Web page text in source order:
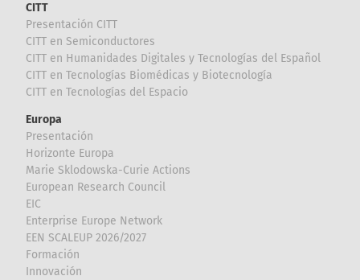
CITT
Presentación CITT
CITT en Semiconductores
CITT en Humanidades Digitales y Tecnologías del Español
CITT en Tecnologías Biomédicas y Biotecnología
CITT en Tecnologías del Espacio
Europa
Presentación
Horizonte Europa
Marie Sklodowska-Curie Actions
European Research Council
EIC
Enterprise Europe Network
EEN SCALEUP 2026/2027
Formación
Innovación